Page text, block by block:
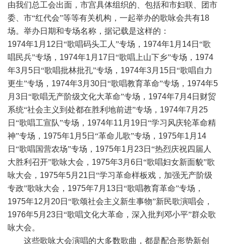
由我们总工会出面，市宫具体组织的、包括和市妇联、团市
委、市“红代会”等等有关机构，一起举办的歌咏会共有18
场。举办日期和专场名称，据记载是这样的：
1974年1 月 12 日“歌唱码头工人”专场， 1974年1 月 14日“歌
唱民兵”专场， 1974年1 月 17 日“歌唱上山下乡”专场， 1974
年3月 5日“歌唱批林批孔”专场， 1974年3月 15日“歌唱自力
更生”专场， 1974年3月 30日“歌唱教育革命”专场， 1974年5
月 3日“歌唱无产阶级文化大革命”专场， 1974年7 月 4日财贸
系统“社会主义到处都在胜利地前进”专场， 1974年7 月 25
日“歌唱工宣队”专场， 1974年11 月 19日“学习风庆轮革命精
神”专场， 1975年1 月 5日“革命儿歌”专场， 1975年1 月 14
日“歌唱国营农场”专场， 1975年1 月 23日“热烈庆祝四届人
大胜利召开”歌咏大会， 1975年3月 6日“歌唱妇女新面貌”歌
咏大会， 1975年5月 21 日“学习革命样板戏，加强无产阶级
专政”歌咏大会， 1975年7 月 13日“歌唱教育革命”专场，
1975年12 月 20日“歌颂社会主义新生事物”新民歌演唱会，
1976年5月 23日“歌唱文化大革命，深入批判邓小平”群众歌
咏大会。
这些歌咏大会演唱的大多数歌曲，都是配合形势新创